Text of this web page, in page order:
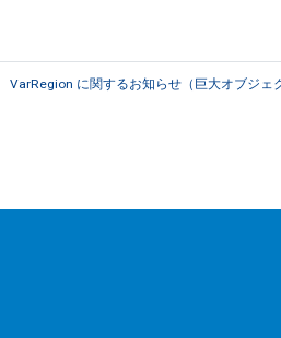
VarRegion に関するお知らせ（巨大オブジェ